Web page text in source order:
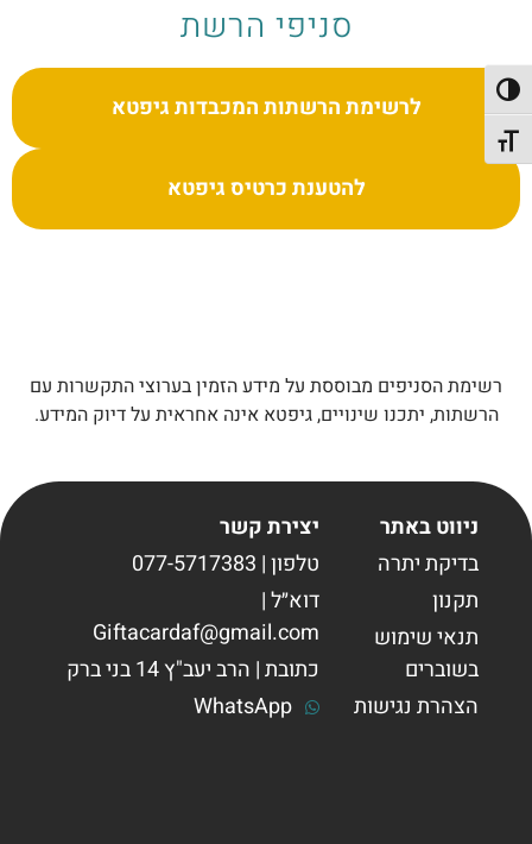
הפעל/כבה ניגודיות גבוהה
מתג גודל גופן
סניפי הרשת
לרשימת הרשתות המכבדות גיפטא
להטענת כרטיס גיפטא
רשימת הסניפים מבוססת על מידע הזמין בערוצי התקשרות עם
הרשתות, יתכנו שינויים, גיפטא אינה אחראית על דיוק המידע.
ניווט באתר
בדיקת יתרה
תקנון
תנאי שימוש
בשוברים
הצהרת נגישות
יצירת קשר
טלפון | 077-5717383
דוא״ל |
Giftacardaf@gmail.com
כתובת | הרב יעב"ץ 14 בני ברק
WhatsApp